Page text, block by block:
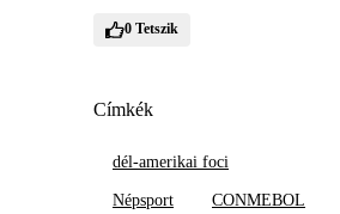
0 Tetszik
Címkék
dél-amerikai foci
Népsport CONMEBOL